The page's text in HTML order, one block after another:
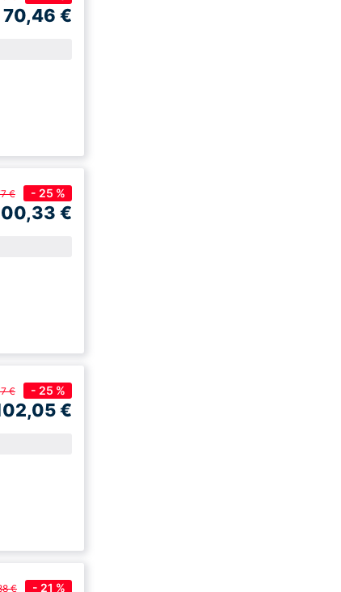
70,46 €
€ - 25 %
€
€ - 25 %
€
€ - 21 %